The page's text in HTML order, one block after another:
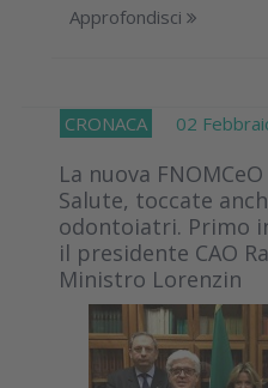
Approfondisci
CRONACA 02
La nuova
Salute, toccate
odontoiatri. Primo
il presidente CAO
Ministro Lorenzin